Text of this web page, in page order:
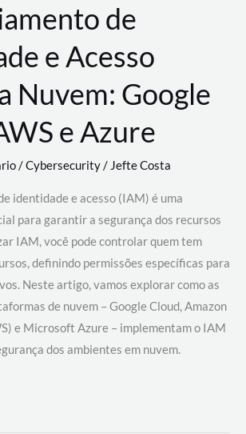
de
e Acesso
Nuvem: Google
e Azure
/Cybersecurity/ Jefte Costa
identidade e acesso (IAM) é uma
para garantir a segurança dos recursos
IAM, você pode controlar quem tem
definindo permissões específicas para
Neste artigo, vamos explorar como as
de nuvem – Google Cloud, Amazon
e Microsoft Azure – implementam o IAM
dos ambientes em nuvem.